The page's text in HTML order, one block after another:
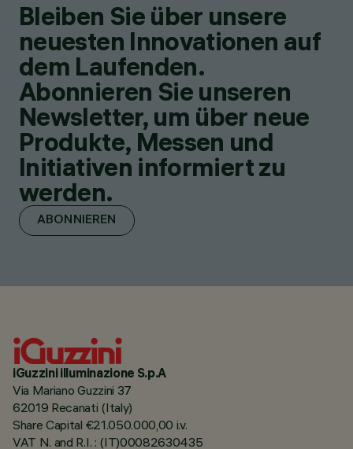
Bleiben Sie über unsere
neuesten Innovationen auf
dem Laufenden.
Abonnieren Sie unseren
Newsletter, um über neue
Produkte, Messen und
Initiativen informiert zu
werden.
ABONNIEREN
iGuzzini illuminazione S.p.A
Via Mariano Guzzini 37
62019 Recanati (Italy)
Share Capital €21.050.000,00 i.v.
VAT N. and R.I. : (IT)00082630435